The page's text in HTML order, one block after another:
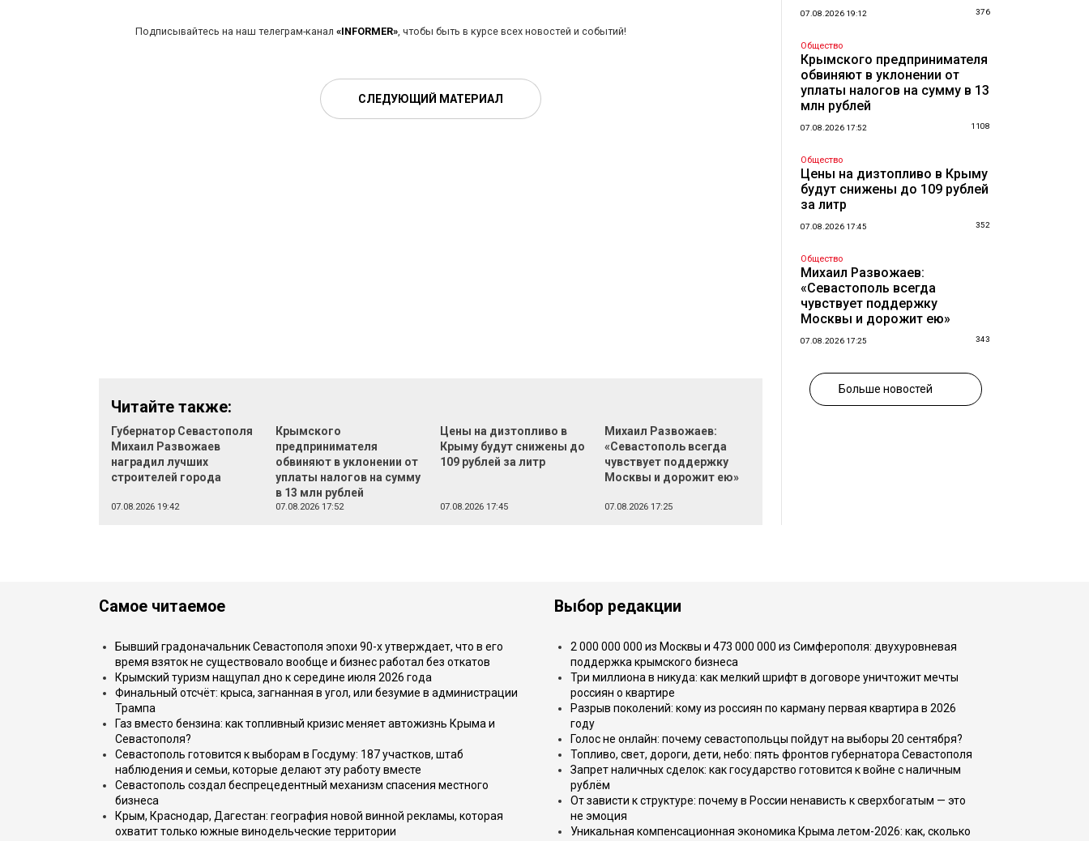
Подписывайтесь на наш телеграм-канал «INFORMER», чтобы быть в курсе всех новостей и событий!
СЛЕДУЮЩИЙ МАТЕРИАЛ
Читайте также:
Губернатор Севастополя
Михаил Развожаев
наградил лучших
строителей города
07.08.2026 19:42
Крымского
предпринимателя
обвиняют в уклонении от
уплаты налогов на сумму
в 13 млн рублей
07.08.2026 17:52
Цены на дизтопливо в
Крыму будут снижены до
109 рублей за литр
07.08.2026 17:45
Михаил Развожаев:
«Севастополь всегда
чувствует поддержку
Москвы и дорожит ею»
07.08.2026 17:25
07.08.2026 19:12 376
Общество
Крымского предпринимателя
обвиняют в уклонении от
уплаты налогов на сумму в 13
млн рублей
07.08.2026 17:52 1108
Общество
Цены на дизтопливо в Крыму
будут снижены до 109 рублей
за литр
07.08.2026 17:45 352
Общество
Михаил Развожаев:
«Севастополь всегда
чувствует поддержку
Москвы и дорожит ею»
07.08.2026 17:25 343
Больше новостей
Самое читаемое
Бывший градоначальник Севастополя эпохи 90-х утверждает, что в его
время взяток не существовало вообще и бизнес работал без откатов
Крымский туризм нащупал дно к середине июля 2026 года
Финальный отсчёт: крыса, загнанная в угол, или безумие в администрации
Трампа
Газ вместо бензина: как топливный кризис меняет автожизнь Крыма и
Севастополя?
Севастополь готовится к выборам в Госдуму: 187 участков, штаб
наблюдения и семьи, которые делают эту работу вместе
Севастополь создал беспрецедентный механизм спасения местного
бизнеса
Крым, Краснодар, Дагестан: география новой винной рекламы, которая
охватит только южные винодельческие территории
Выбор редакции
2 000 000 000 из Москвы и 473 000 000 из Симферополя: двухуровневая
поддержка крымского бизнеса
Три миллиона в никуда: как мелкий шрифт в договоре уничтожит мечты
россиян о квартире
Разрыв поколений: кому из россиян по карману первая квартира в 2026
году
Голос не онлайн: почему севастопольцы пойдут на выборы 20 сентября?
Топливо, свет, дороги, дети, небо: пять фронтов губернатора Севастополя
Запрет наличных сделок: как государство готовится к войне с наличным
рублём
От зависти к структуре: почему в России ненависть к сверхбогатым — это
не эмоция
Уникальная компенсационная экономика Крыма летом-2026: как, сколько